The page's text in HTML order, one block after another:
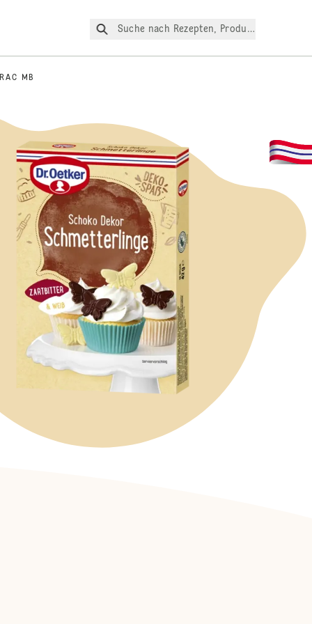
Suche nach Rezepten, Produkte, etc.
MB